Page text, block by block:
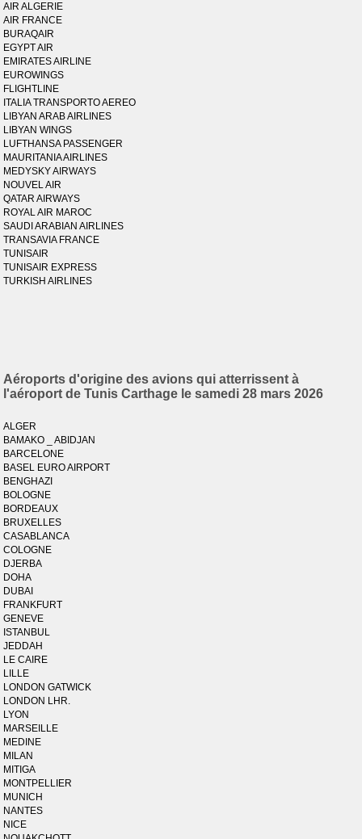
AIR ALGERIE
AIR FRANCE
BURAQAIR
EGYPT AIR
EMIRATES AIRLINE
EUROWINGS
FLIGHTLINE
ITALIA TRANSPORTO AEREO
LIBYAN ARAB AIRLINES
LIBYAN WINGS
LUFTHANSA PASSENGER
MAURITANIA AIRLINES
MEDYSKY AIRWAYS
NOUVEL AIR
QATAR AIRWAYS
ROYAL AIR MAROC
SAUDI ARABIAN AIRLINES
TRANSAVIA FRANCE
TUNISAIR
TUNISAIR EXPRESS
TURKISH AIRLINES
Aéroports d'origine des avions qui atterrissent à
l'aéroport de Tunis Carthage le samedi 28 mars 2026
ALGER
BAMAKO _ ABIDJAN
BARCELONE
BASEL EURO AIRPORT
BENGHAZI
BOLOGNE
BORDEAUX
BRUXELLES
CASABLANCA
COLOGNE
DJERBA
DOHA
DUBAI
FRANKFURT
GENEVE
ISTANBUL
JEDDAH
LE CAIRE
LILLE
LONDON GATWICK
LONDON LHR.
LYON
MARSEILLE
MEDINE
MILAN
MITIGA
MONTPELLIER
MUNICH
NANTES
NICE